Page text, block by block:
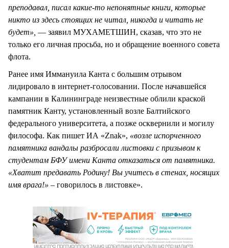
преподавал, писал какие-то непонятные книги, которые
никто из здесь стоящих не читал, никогда и читать не
будет», — заявил МУХАМЕТШИН, сказав, что это не
только его личная просьба, но и обращение военного совета
флота.
Ранее имя Иммануила Канта с большим отрывом
лидировало в интернет-голосовании. После начавшейся
кампании в Калининграде неизвестные облили краской
памятник Канту, установленный возле Балтийского
федерального университета, а позже осквернили и могилу
философа. Как пишет ИА «Znak», «возле испорченного
памятника вандалы разбросали листовки с призывом к
студентам БФУ имени Канта отказаться от памятника.
«Хватит предавать Родину! Вы учитесь в стенах, носящих
имя врага!» – говорилось в листовке».